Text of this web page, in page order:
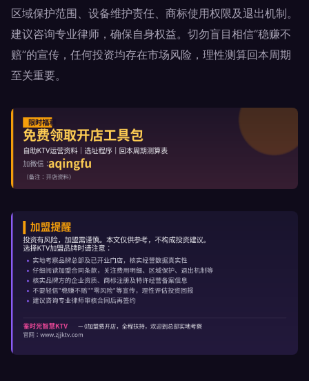
区域保护范围、设备维护责任、商标使用权限及退出机制。
建议咨询专业律师，确保自身权益。切勿盲目相信“稳赚不
赔”的宣传，任何投资均存在市场风险，理性测算回本周期
至关重要。